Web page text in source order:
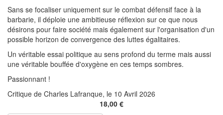
Sans se focaliser uniquement sur le combat défensif face à la
barbarie, il déploie une ambitieuse réflexion sur ce que nous
désirons pour faire société mais également sur l'organisation d'un
possible horizon de convergence des luttes égalitaires.
Un véritable essai politique au sens profond du terme mais aussi
une véritable bouffée d'oxygène en ces temps sombres.
Passionnant !
Critique de Charles Lafranque, le 10 Avril 2026
18,00 €